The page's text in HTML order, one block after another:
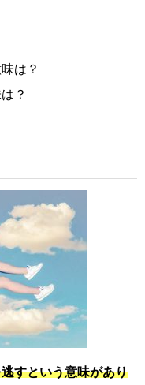
は？
？
すという意味があり